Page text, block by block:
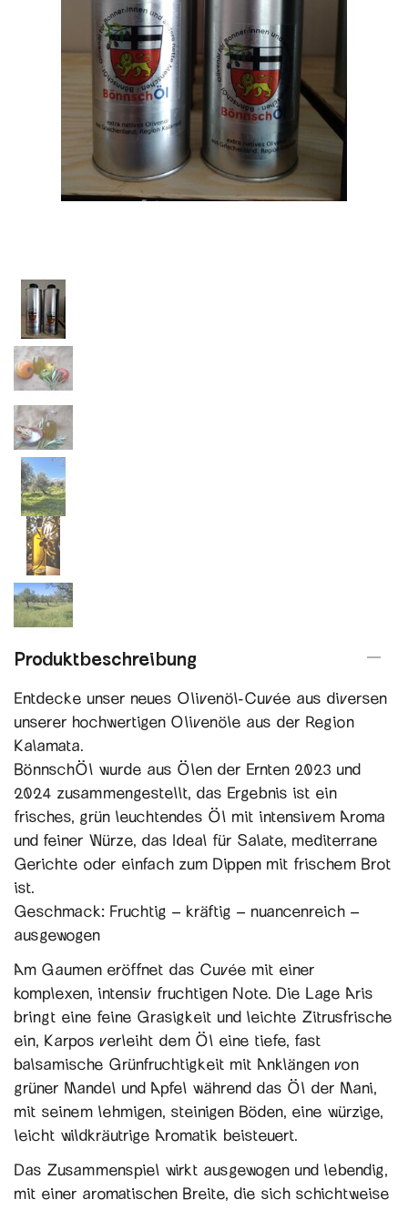
Produktbeschreibung
Entdecke unser neues Olivenöl-Cuvée aus diversen
unserer hochwertigen Olivenöle aus der Region
Kalamata.
BönnschÖl wurde aus Ölen der Ernten 2023 und
2024 zusammengestellt, das Ergebnis ist ein
frisches, grün leuchtendes Öl mit intensivem Aroma
und feiner Würze, das Ideal für Salate, mediterrane
Gerichte oder einfach zum Dippen mit frischem Brot
ist.
Geschmack: Fruchtig – kräftig – nuancenreich –
ausgewogen
Am Gaumen eröffnet das Cuvée mit einer
komplexen, intensiv fruchtigen Note. Die Lage Aris
bringt eine feine Grasigkeit und leichte Zitrusfrische
ein, Karpos verleiht dem Öl eine tiefe, fast
balsamische Grünfruchtigkeit mit Anklängen von
grüner Mandel und Apfel während das Öl der Mani,
mit seinem lehmigen, steinigen Böden, eine würzige,
leicht wildkräutrige Aromatik beisteuert.
Das Zusammenspiel wirkt ausgewogen und lebendig,
mit einer aromatischen Breite, die sich schichtweise